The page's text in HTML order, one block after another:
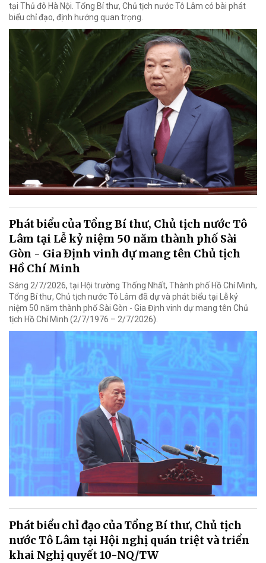
tại Thủ đô Hà Nội. Tổng Bí thư, Chủ tịch nước Tô Lâm có bài phát
biểu chỉ đạo, định hướng quan trọng.
Phát biểu của Tổng Bí thư, Chủ tịch nước Tô
Lâm tại Lễ kỷ niệm 50 năm thành phố Sài
Gòn - Gia Định vinh dự mang tên Chủ tịch
Hồ Chí Minh
Sáng 2/7/2026, tại Hội trường Thống Nhất, Thành phố Hồ Chí Minh,
Tổng Bí thư, Chủ tịch nước Tô Lâm đã dự và phát biểu tại Lễ kỷ
niệm 50 năm thành phố Sài Gòn - Gia Định vinh dự mang tên Chủ
tịch Hồ Chí Minh (2/7/1976 – 2/7/2026).
Phát biểu chỉ đạo của Tổng Bí thư, Chủ tịch
nước Tô Lâm tại Hội nghị quán triệt và triển
khai Nghị quyết 10-NQ/TW